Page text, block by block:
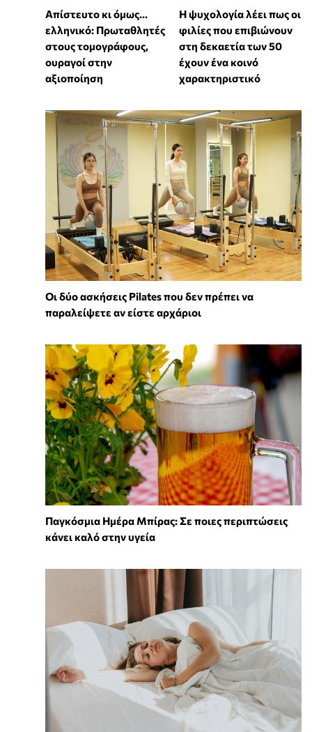
Απίστευτο κι όμως...
ελληνικό: Πρωταθλητές
στους τομογράφους,
ουραγοί στην
αξιοποίηση
⁠Η ψυχολογία λέει πως οι
φιλίες που επιβιώνουν
στη δεκαετία των 50
έχουν ένα κοινό
χαρακτηριστικό
Οι δύο ασκήσεις Pilates που δεν πρέπει να
παραλείψετε αν είστε αρχάριοι
Παγκόσμια Ημέρα Μπίρας: Σε ποιες περιπτώσεις
κάνει καλό στην υγεία